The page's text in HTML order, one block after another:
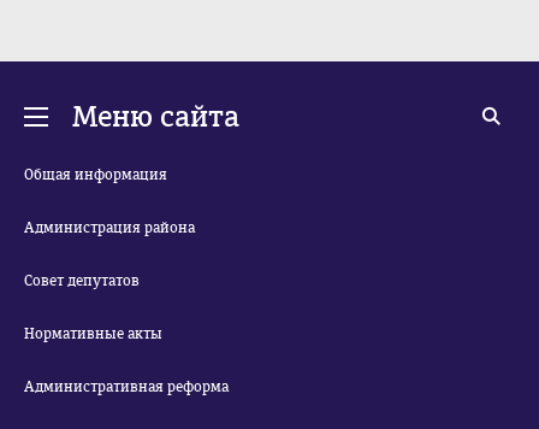
Меню сайта
Общая информация
Администрация района
Совет депутатов
Нормативные акты
Административная реформа